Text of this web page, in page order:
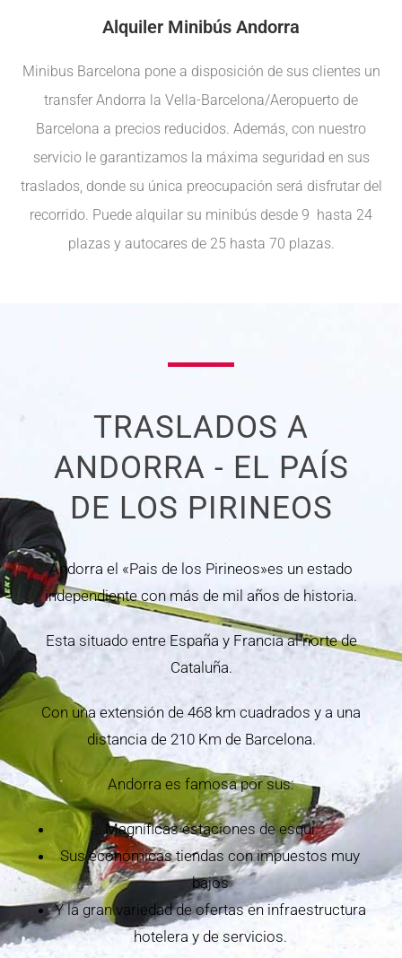
Alquiler Minibús Andorra
Minibus Barcelona pone a disposición de sus clientes un
transfer Andorra la Vella-Barcelona/Aeropuerto de
Barcelona a precios reducidos. Además, con nuestro
servicio le garantizamos la máxima seguridad en sus
traslados, donde su única preocupación será disfrutar del
recorrido. Puede alquilar su minibús desde 9 hasta 24
plazas y autocares de 25 hasta 70 plazas.
TRASLADOS A
ANDORRA - EL PAÍS
DE LOS PIRINEOS
Andorra el «Pais de los Pirineos»es un estado
independiente con más de mil años de historia.
Esta situado entre España y Francia al norte de
Cataluña.
Con una extensión de 468 km cuadrados y a una
distancia de 210 Km de Barcelona.
Andorra es famosa por sus:
Magníficas estaciones de esquí
Sus económicas tiendas con impuestos muy
bajos
Y la gran variedad de ofertas en infraestructura
hotelera y de servicios.